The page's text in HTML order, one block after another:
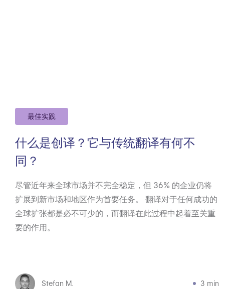
最佳实践
什么是创译？它与传统翻译有何不
同？
尽管近年来全球市场并不完全稳定，但 36% 的企业仍将
扩展到新市场和地区作为首要任务。 翻译对于任何成功的
全球扩张都是必不可少的，而翻译在此过程中起着至关重
要的作用。
Stefan M. 3 min